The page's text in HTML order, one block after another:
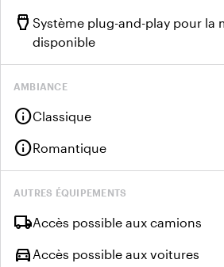
settings_input_hdmi Système plug-and-play pour la
disponible
AMBIANCE
infoClassique
infoRomantique
AUTRES ÉQUIPEMENTS
local_shippingAccès possible aux camions
directions_car Accès possible aux voitures